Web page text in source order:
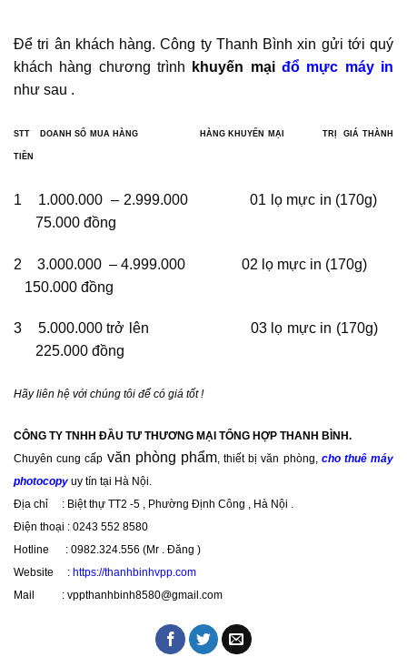
Để tri ân khách hàng. Công ty Thanh Bình xin gửi tới quý
khách hàng chương trình
khuyến mạiđổ mực máy in
như sau .
STT DOANH SỐ MUA HÀNG HÀNG KHUYẾN MẠI TRỊ GIÁ THÀNH
TIỀN
1 1.000.000 – 2.999.000 01 lọ mực in (170g)
75.000 đồng
2 3.000.000 – 4.999.000 02 lọ mực in (170g)
150.000 đồng
3 5.000.000 trở lên 03 lọ mực in (170g)
225.000 đồng
Hãy liên hệ với chúng tôi để có giá tốt !
CÔNG TY TNHH ĐẦU TƯ THƯƠNG MẠI TỔNG HỢP THANH BÌNH.
Chuyên cung cấp văn phòng phẩm, thiết bị văn phòng,cho thuê máy
photocopy uy tín tại Hà Nội.
Địa chỉ : Biệt thự TT2 -5 , Phường Định Công , Hà Nội .
Điện thoại : 0243 552 8580
Hotline : 0982.324.556 (Mr . Đăng )
Website : https://thanhbinhvpp.com
Mail : vppthanhbinh8580@gmail.com